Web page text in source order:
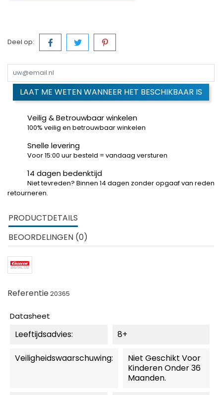
Deel op:
LAAT ME WETEN WANNEER HET BESCHIKBAAR IS
Veilig & Betrouwbaar winkelen
100% veilig en betrouwbaar winkelen
Snelle levering
Voor 15:00 uur besteld = vandaag versturen
14 dagen bedenktijd
Niet tevreden? Binnen 14 dagen zonder opgaaf van reden
retourneren.
PRODUCTDETAILS
BEOORDELINGEN (0)
Referentie20365
Datasheet
Leeftijdsadvies: 8+
Veiligheidswaarschuwing:
Niet Geschikt Voor
Kinderen Onder 36
Maanden.